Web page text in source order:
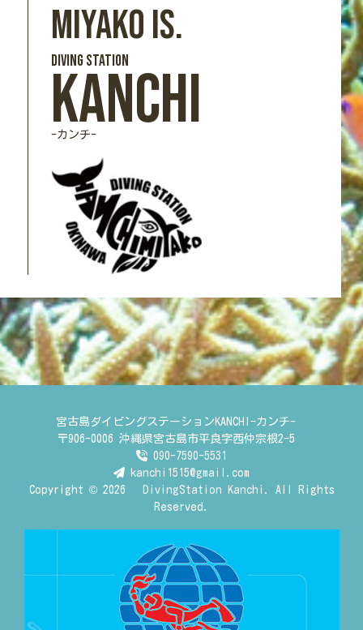
Miyako Is.
DIVING station
Kanchi
-カンチ-
宮古島ダイビングステーションKANCHI-カンチ-
〒906-0006 沖縄県宮古島市平良字西仲宗根2-5
090-7590-5531
kanchi1515@gmail.com
Copyright © 2026
DivingStation Kanchi.
All Rights
Reserved.